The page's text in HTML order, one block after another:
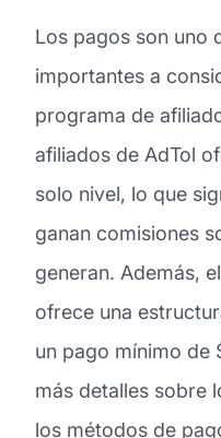
Los pagos son uno
importantes a
programa de
afiliados de AdTol
solo nivel, lo que
ganan comisiones
generan. Además,
ofrece una
un pago mínimo de
más detalles sobre
los métodos de